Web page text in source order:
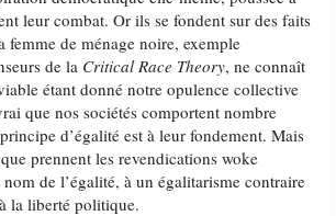
leur combat. Or ils se fondent sur des faits
femme de ménage noire, exemple
de la Critical Race Theory, ne connaît
étant donné notre opulence collective
que nos sociétés comportent nombre
d’égalité est à leur fondement. Mais
prennent les revendications woke
de l’égalité, à un égalitarisme contraire
la liberté politique.